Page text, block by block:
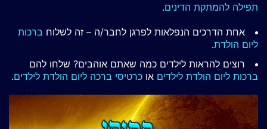
תפילה להמתקת הדינים.
אחת הדרכים הנפלאות לפרגן לחבר/ה – זה לשלוח ברכות
ליום הולדת.
רוצים להראות לילדים כמה שאתם אוהבים? שלחו להם
ברכות ליום הולדת לילדים או כרטיסי ברכה ליום הולדת לילדים.